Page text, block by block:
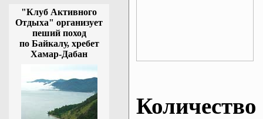
"Клуб Активного
Отдыха" организует
пеший поход
по Байкалу, хребет
Хамар-Дабан
Количество